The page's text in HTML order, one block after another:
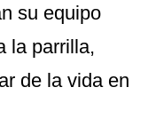
su equipo
la parrilla,
de la vida en